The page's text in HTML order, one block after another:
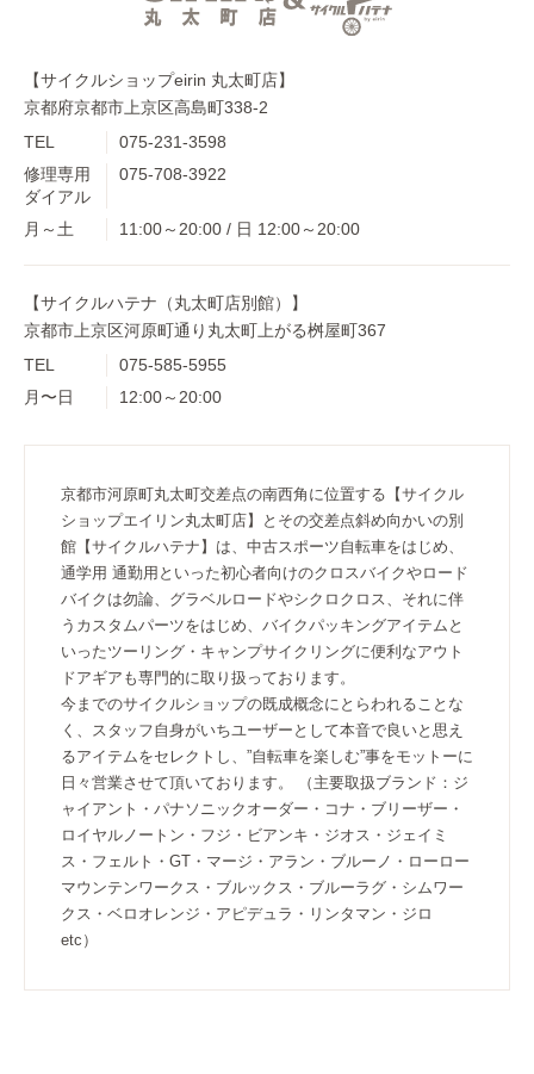
【サイクルショップeirin 丸太町店】
京都府京都市上京区高島町338-2
TEL
075-231-3598
修理専用
ダイアル
075-708-3922
月～土 11:00～20:00 / 日 12:00～20:00
【サイクルハテナ（丸太町店別館）】
京都市上京区河原町通り丸太町上がる桝屋町367
TEL
075-585-5955
月〜日
12:00～20:00
京都市河原町丸太町交差点の南西角に位置する【サイクル
ショップエイリン丸太町店】とその交差点斜め向かいの別
館【サイクルハテナ】は、中古スポーツ自転車をはじめ、
通学用 通勤用といった初心者向けのクロスバイクやロード
バイクは勿論、グラベルロードやシクロクロス、それに伴
うカスタムパーツをはじめ、バイクパッキングアイテムと
いったツーリング・キャンプサイクリングに便利なアウト
ドアギアも専門的に取り扱っております。
今までのサイクルショップの既成概念にとらわれることな
く、スタッフ自身がいちユーザーとして本音で良いと思え
るアイテムをセレクトし、”自転車を楽しむ”事をモットーに
日々営業させて頂いております。 （主要取扱ブランド：ジ
ャイアント・パナソニックオーダー・コナ・ブリーザー・
ロイヤルノートン・フジ・ビアンキ・ジオス・ジェイミ
ス・フェルト・GT・マージ・アラン・ブルーノ・ローロー
マウンテンワークス・ブルックス・ブルーラグ・シムワー
クス・ベロオレンジ・アピデュラ・リンタマン・ジロ
etc）